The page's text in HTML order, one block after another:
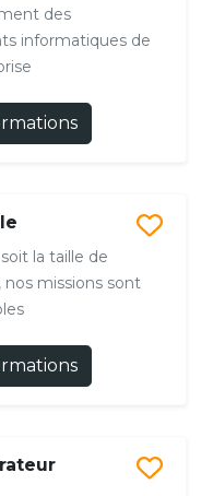
des
informatiques de
la taille de
nos missions sont